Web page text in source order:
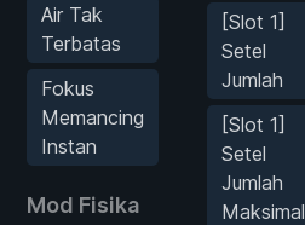
Air Tak
Terbatas
Fokus
Memancing
Instan
Mod Fisika
[Slot 1]
Setel
Jumlah
[Slot 1]
Setel
Jumlah
Maksimal